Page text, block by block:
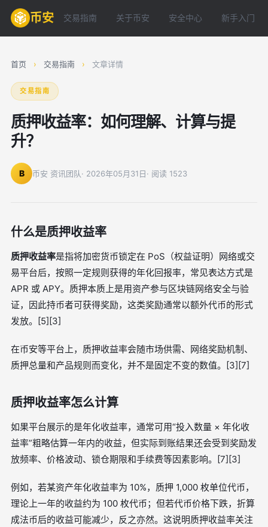
币安 交易指南 关于币安 安全中心 新手入门
首页 › 交易指南 › 文章详情
交易指南
质押收益率：如何理解、计算与提
升？
B 币安 资讯团队· 2026年05月31日· 阅读 1523
什么是质押收益率
质押收益率是指将加密货币锁定在 PoS（权益证明）网络或交
易平台后，按照一定规则获得的年化回报率，常见表达方式是
APR 或 APY。质押本质上是用资产参与区块链网络安全与验
证，因此持币者可获得奖励，这类奖励通常以额外代币的形式
发放。[5][3]
在币安等平台上，质押收益率会随市场供需、网络奖励机制、
质押总量和产品规则而变化，并不是固定不变的数值。[3][7]
质押收益率怎么计算
如果平台展示的是年化收益率，通常可用“投入数量 × 年化收
益率”粗略估算一年内的收益，但实际到账结果还会受到奖励发
放频率、价格波动、锁仓期限和手续费等因素影响。[7][3]
例如，若某资产年化收益率为 10%，质押 1,000 枚单位代币，
理论上一年的收益约为 100 枚代币；但若代币价格下跌，折算
成法币后的收益可能减少，反之亦然。这说明质押收益率关注